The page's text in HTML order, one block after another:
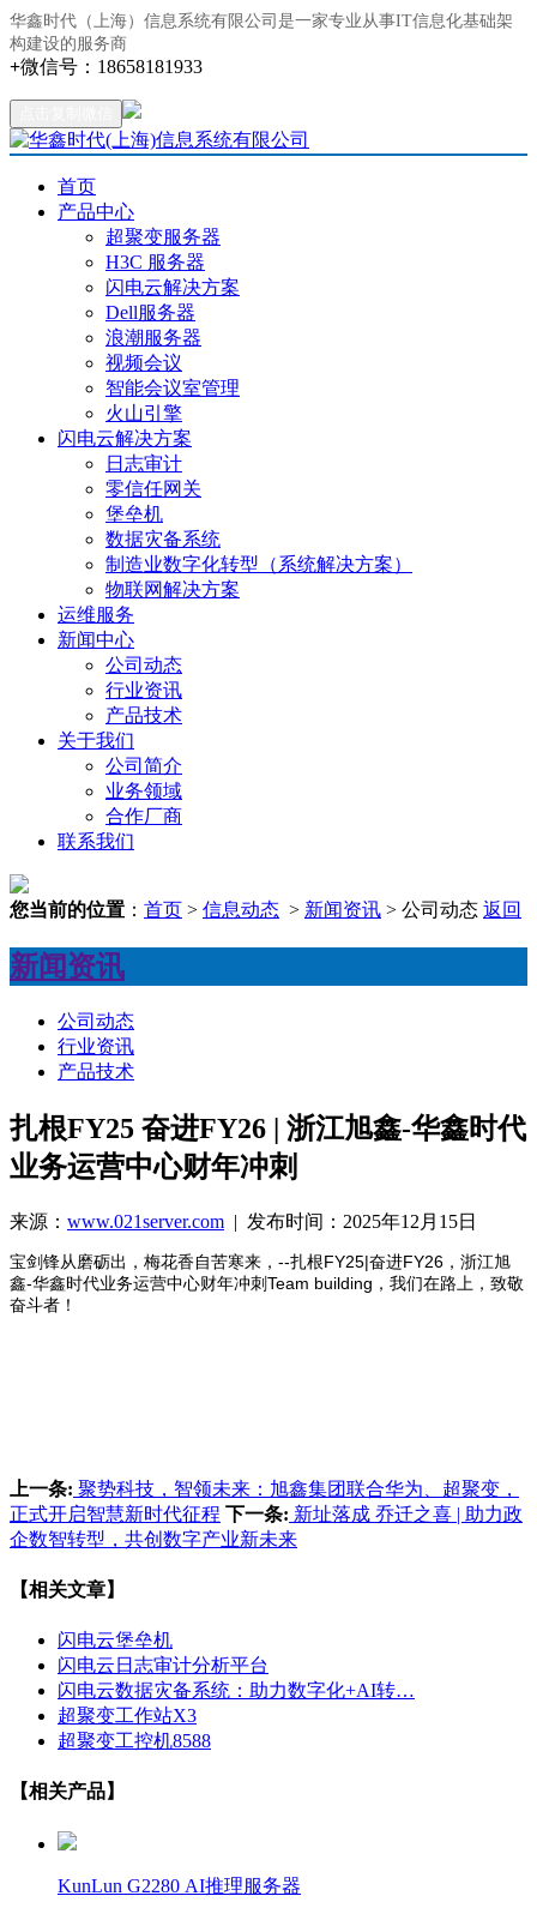
华鑫时代（上海）信息系统有限公司是一家专业从事IT信息化基础架
构建设的服务商
+微信号： 18658181933
首页
产品中心
超聚变服务器
H3C 服务器
闪电云解决方案
Dell服务器
浪潮服务器
视频会议
智能会议室管理
火山引擎
闪电云解决方案
日志审计
零信任网关
堡垒机
数据灾备系统
制造业数字化转型（系统解决方案）
物联网解决方案
运维服务
新闻中心
公司动态
行业资讯
产品技术
关于我们
公司简介
业务领域
合作厂商
联系我们
您当前的位置 ： 首页 > 信息动态 > 新闻资讯 > 公司动态 返回
新闻资讯
公司动态
行业资讯
产品技术
扎根FY25 奋进FY26 | 浙江旭鑫-华鑫时代
业务运营中心财年冲刺
来源： www.021server.com | 发布时间：2025年12月15日
宝剑锋从磨砺出，梅花香自苦寒来，--扎根FY25|奋进FY26，浙江旭
鑫-华鑫时代业务运营中心财年冲刺Team building，我们在路上，致敬
奋斗者！
上一条: 聚势科技，智领未来：旭鑫集团联合华为、超聚变，
正式开启智慧新时代征程 下一条: 新址落成 乔迁之喜 | 助力政
企数智转型，共创数字产业新未来
【相关文章】
闪电云堡垒机
闪电云日志审计分析平台
闪电云数据灾备系统：助力数字化+AI转…
超聚变工作站X3
超聚变工控机8588
【相关产品】
KunLun G2280 AI推理服务器